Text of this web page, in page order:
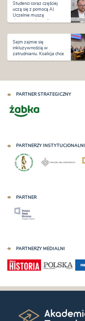
Studenci coraz częściej
uczą się z pomocą AI.
Uczelnie muszą
dostosować sposób
Sejm zajmie się
inkluzywnością w
zatrudnianiu. Koalicja chce
zmian na rynku pracy
PARTNER STRATEGICZNY
PARTNERZY INSTYTUCJONALNI
PARTNER
PARTNERZY MEDIALNI